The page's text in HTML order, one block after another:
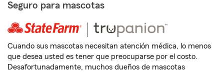
Seguro para mascotas
Cuando sus mascotas necesitan atención médica, lo menos
que desea usted es tener que preocuparse por el costo.
Desafortunadamente, muchos dueños de mascotas